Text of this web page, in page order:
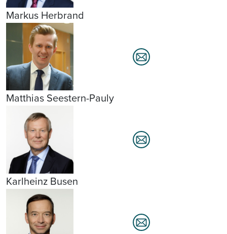
Markus Herbrand
Matthias Seestern-Pauly
Karlheinz Busen